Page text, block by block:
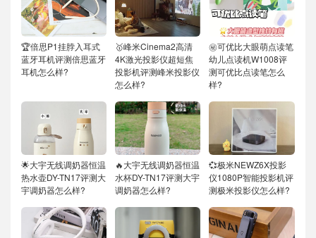
🏆倍思P1挂脖入耳式
蓝牙耳机评测倍思蓝牙
耳机怎么样?
🥇峰米Cinema2高清
4K激光投影仪超短焦
投影机评测峰米投影仪
怎么样?
㊙️可优比大眼萌点读笔
幼儿点读机W1008评
测可优比点读笔怎么
样?
🌟大宇无线调奶器恒温
热水壶DY-TN17评测大
宇调奶器怎么样?
🔥大宇无线调奶器恒温
水杯DY-TN17评测大宇
调奶器怎么样?
💞极米NEWZ6X投影
仪1080P智能投影机评
测极米投影仪怎么样?